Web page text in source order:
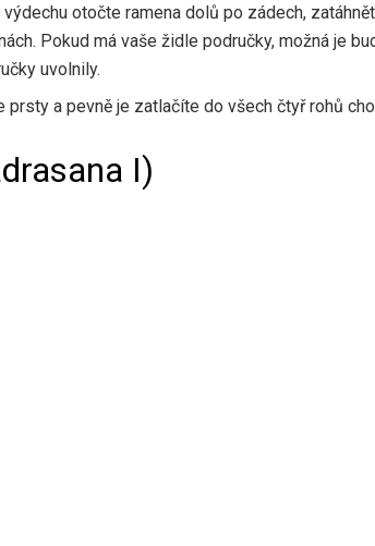
otočte ramena dolů po zádech,
Pokud má vaše židle područky, možná je
uvolnily.
prsty a pevně je zatlačíte do všech čtyř rohů
I)